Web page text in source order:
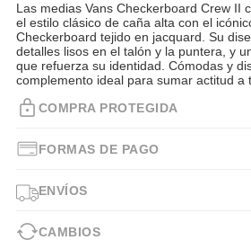
Las medias Vans Checkerboard Crew II
el estilo clásico de caña alta con el
Checkerboard tejido en jacquard. Su
detalles lisos en el talón y la puntera, y
que refuerza su identidad. Cómodas y
complemento ideal para sumar actitud a
COMPRA PROTEGIDA
FORMAS DE PAGO
ENVÍOS
CAMBIOS